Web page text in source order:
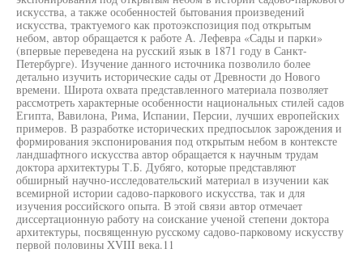
искусства, а также особенностей бытования произведений
искусства, трактуемого как протоэкспозиция под открытым
небом, автор обращается к работе А. Лефевра «Сады и парки»
(впервые переведена на русский язык в 1871 году в Санкт-
Петербурге). Изучение данного источника позволило более
детально изучить исторические сады от Древности до Нового
времени. Широта охвата представленного материала позволяет
рассмотреть характерные особенности национальных стилей садов
Египта, Вавилона, Рима, Испании, Персии, лучших европейских
примеров. В разработке исторических предпосылок зарождения и
формирования экспонирования под открытым небом в контексте
ландшафтного искусства автор обращается к научным трудам
доктора архитектуры Т.Б. Дубяго, которые представляют
обширный научно-исследовательский материал в изучении как
всемирной истории садово-паркового искусства, так и для
изучения российского опыта. В этой связи автор отмечает
диссертационную работу на соискание ученой степени доктора
архитектуры, посвященную русскому садово-парковому искусству
первой половины XVIII века.11